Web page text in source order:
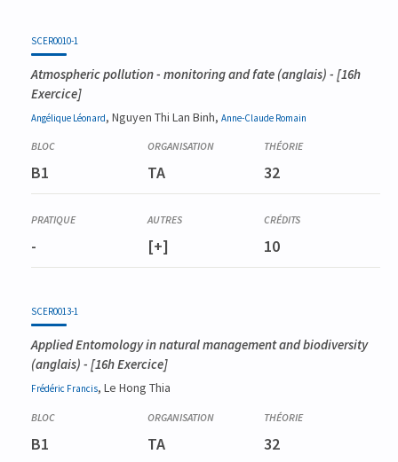
SCER0010-1
Atmospheric pollution - monitoring and fate (anglais) - [16h
Exercice]
Angélique Léonard, Nguyen Thi Lan Binh, Anne-Claude Romain
B1 TA 32
- [+] 10
SCER0013-1
Applied Entomology in natural management and biodiversity
(anglais) - [16h Exercice]
Frédéric Francis, Le Hong Thia
B1 TA 32